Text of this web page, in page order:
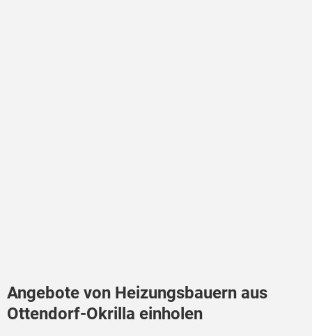
Angebote von Heizungsbauern aus
Ottendorf-Okrilla einholen